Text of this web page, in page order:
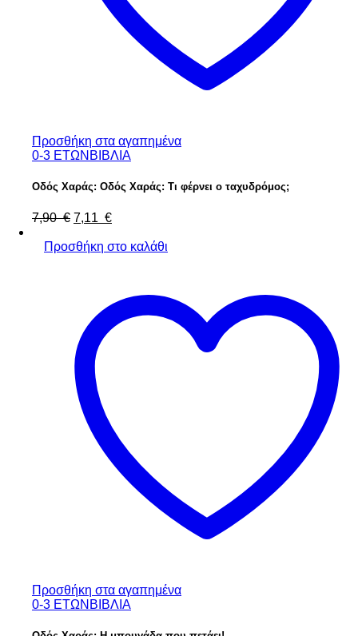
Προσθήκη στα αγαπημένα
0-3 ΕΤΩΝ ΒΙΒΛΙΑ
Οδός Χαράς: Οδός Χαράς: Τι φέρνει ο ταχυδρόμος;
7,90 € Original
was:
7,11 €Η
τιμή
Προσθήκη στο καλάθι
Προσθήκη στα αγαπημένα
0-3 ΕΤΩΝ ΒΙΒΛΙΑ